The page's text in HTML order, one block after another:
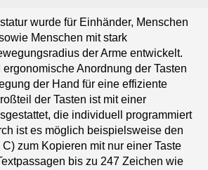
wurde für Einhänder, Menschen
Menschen mit stark
der Arme entwickelt.
Anordnung der Tasten
der Hand für eine effiziente
der Tasten ist mit einer
die individuell programmiert
ist es möglich beispielsweise den
zum Kopieren mit nur einer Taste
bis zu 247 Zeichen wie